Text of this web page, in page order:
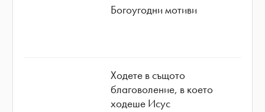
Богоугодни мотиви
Ходете в същото
благоволение, в което
ходеше Исус